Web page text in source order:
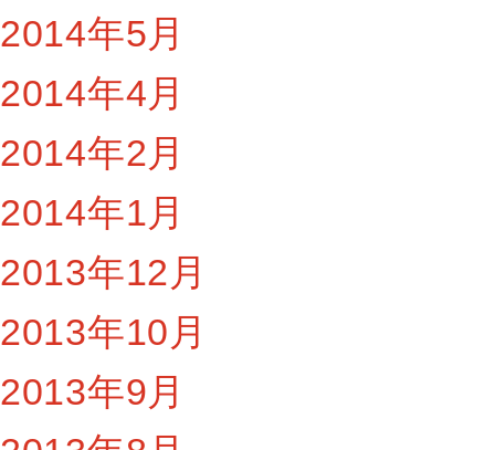
2014年5月
2014年4月
2014年2月
2014年1月
2013年12月
2013年10月
2013年9月